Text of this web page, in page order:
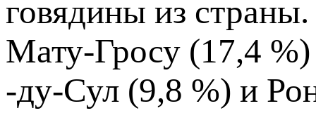
говядины из
Мату-Гросу (17,4
-ду-Сул (9,8 %) и